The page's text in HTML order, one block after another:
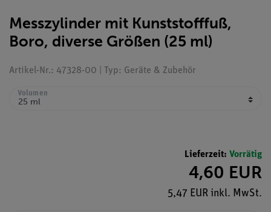
Messzylinder mit Kunststofffuß,
Boro, diverse Größen (25 ml)
Artikel-Nr.: 47328-00 | Typ: Geräte & Zubehör
Volumen
Lieferzeit: Vorrätig
4,60 EUR
5,47 EUR inkl. MwSt.